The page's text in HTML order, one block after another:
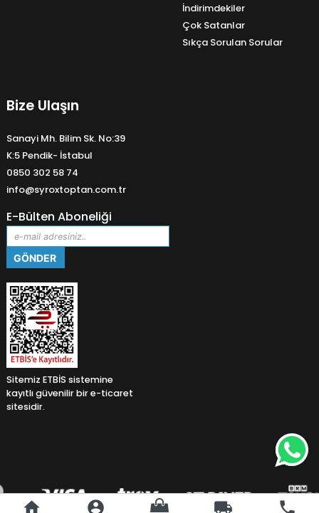
home account_circle local_shipping phone
İndirimdekiler
Çok Satanlar
Sıkça Sorulan Sorular
Bize Ulaşın
Sanayi Mh. Bilim Sk. No:39
K:5 Pendik- İstabul
0850 302 58 74
info@syroxtoptan.com.tr
E-Bülten Aboneliği
Sitemiz ETBİS sistemine
kayıtlı güvenilir bir e-ticaret
sitesidir.